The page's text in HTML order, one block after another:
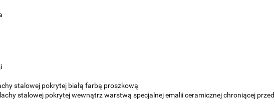
stalowej pokrytej białą farbą proszkową
stalowej pokrytej wewnątrz warstwą specjalnej emalii ceramicznej chroniącej